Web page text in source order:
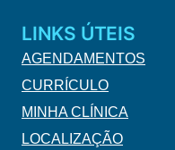
LINKS ÚTEIS
AGENDAMENTOS
CURRÍCULO
MINHA CLÍNICA
LOCALIZAÇÃO